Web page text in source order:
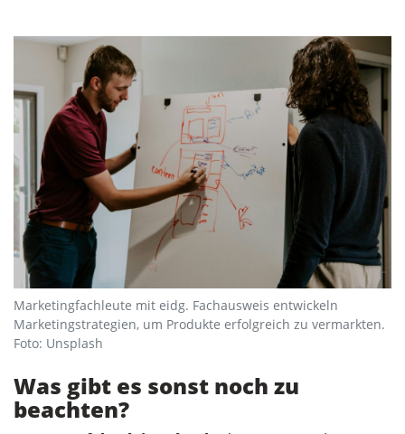
Marketingfachleute mit eidg. Fachausweis entwickeln
Marketingstrategien, um Produkte erfolgreich zu vermarkten.
Foto: Unsplash
Was gibt es sonst noch zu
beachten?